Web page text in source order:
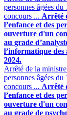
personnes âgées
concours ... Arrêté
l’enfance et des
ouverture d'un
au grade
l’informatique
2024.
Arrêté de la
personnes âgées
concours ... Arrêté
l’enfance et des
ouverture d'un
au grade de